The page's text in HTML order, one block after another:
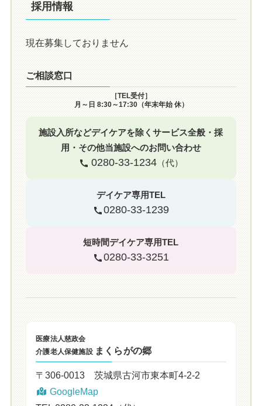
採用情報
現在募集しておりません
ご相談窓口
［TEL受付］
月～日 8:30～17:30（年末年始 休）
施設入所などデイケアを除くサービス全般・採
用・その他当施設へのお問い合わせ
0280-33-1234 （代）
デイケア専用TEL
0280-33-1239
短時間デイケア専用TEL
0280-33-3251
医療法人慈政会
介護老人保健施設 まくらがの郷
〒306-0013 茨城県古河市東本町4-2-2
GoogleMap